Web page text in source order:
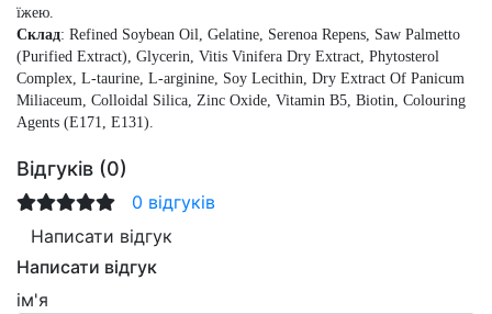
їжею.
Склад: Refined Soybean Oil, Gelatine, Serenoa Repens, Saw Palmetto
(Purified Extract), Glycerin, Vitis Vinifera Dry Extract, Phytosterol
Complex, L-taurine, L-arginine, Soy Lecithin, Dry Extract Of Panicum
Miliaceum, Colloidal Silica, Zinc Oxide, Vitamin B5, Biotin, Colouring
Agents (E171, E131).
Відгуків (0)
0 відгуків
Написати відгук
Написати відгук
ім'я